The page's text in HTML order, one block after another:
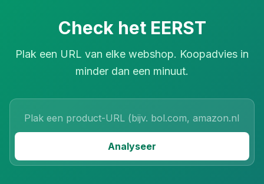
Check het EERST
Plak een URL van elke webshop. Koopadvies in
minder dan een minuut.
Analyseer